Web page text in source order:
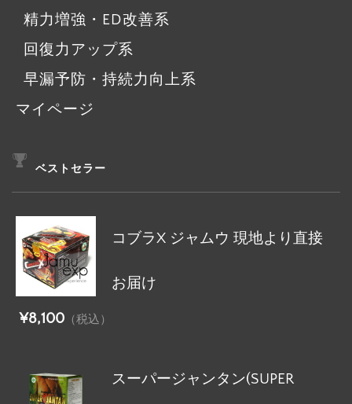
精力増強・ED改善系
回復力アップ系
早漏予防・持続力向上系
マイページ
ベストセラー
コブラX ジャムウ 現地より直接
お届け
¥8,100 （税込）
スーパージャンタン(SUPER